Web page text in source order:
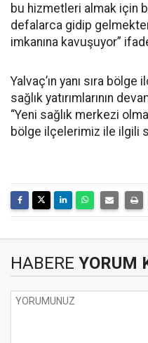
bu hizmetleri almak için
defalarca gidip
imkanına kavuşuyor”
Yalvaç’ın yanı sıra
sağlık yatırımlarının
“Yeni sağlık merkezi
bölge ilçelerimiz ile ilgili
HABERE YORUM